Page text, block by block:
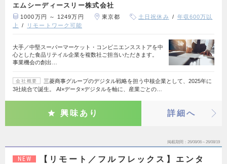
エムシーディースリー株式会社
1000万円 ～ 1249万円 東京都 土日祝休み
年収600万以
上
リモートワーク可能
大手／中堅スーパーマーケット・コンビニエンスストアを中
心とした食品リテイル企業を複数社ご担当いただきます。
事業機会の創出…
会社概要
三菱商事グループのデジタル戦略を担う中核企業として、2025年に
3社統合で誕生。 AI×データ×デジタルを軸に、産業ごとの…
興味あり 詳細へ
掲載期間 26/08/06～26/08/19
NEW
【リモート／フルフレックス】エンタ